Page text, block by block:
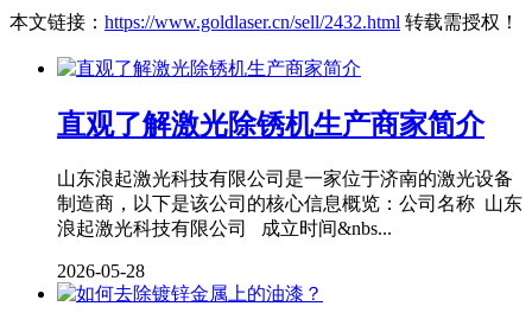
本文链接： https://www.goldlaser.cn/sell/2432.html 转载需授权！
直观了解激光除锈机生产商家简介
山东浪起激光科技有限公司是一家位于济南的激光设备
制造商，以下是该公司的核心信息概览：公司名称 山东
浪起激光科技有限公司 成立时间&nbs...
2026-05-28